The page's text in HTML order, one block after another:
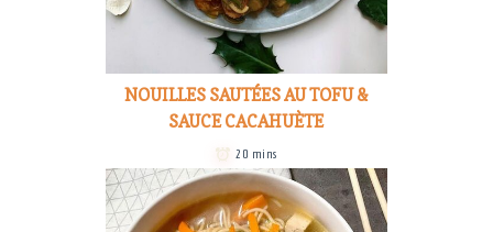
NOUILLES SAUTÉES AU TOFU &
SAUCE CACAHUÈTE
20 mins